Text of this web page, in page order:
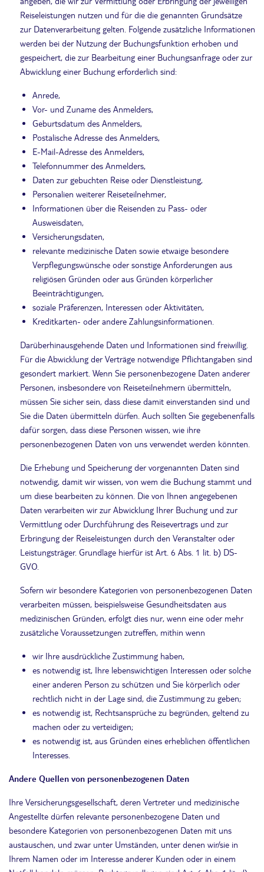
Reiseleistungen nutzen und für die die genannten Grundsätze
zur Datenverarbeitung gelten. Folgende zusätzliche Informationen
werden bei der Nutzung der Buchungsfunktion erhoben und
gespeichert, die zur Bearbeitung einer Buchungsanfrage oder zur
Abwicklung einer Buchung erforderlich sind:
Anrede,
Vor- und Zuname des Anmelders,
Geburtsdatum des Anmelders,
Postalische Adresse des Anmelders,
E-Mail-Adresse des Anmelders,
Telefonnummer des Anmelders,
Daten zur gebuchten Reise oder Dienstleistung,
Personalien weiterer Reiseteilnehmer,
Informationen über die Reisenden zu Pass- oder
Ausweisdaten,
Versicherungsdaten,
relevante medizinische Daten sowie etwaige besondere
Verpflegungswünsche oder sonstige Anforderungen aus
religiösen Gründen oder aus Gründen körperlicher
Beeinträchtigungen,
soziale Präferenzen, Interessen oder Aktivitäten,
Kreditkarten- oder andere Zahlungsinformationen.
Darüberhinausgehende Daten und Informationen sind freiwillig.
Für die Abwicklung der Verträge notwendige Pflichtangaben sind
gesondert markiert. Wenn Sie personenbezogene Daten anderer
Personen, insbesondere von Reiseteilnehmern übermitteln,
müssen Sie sicher sein, dass diese damit einverstanden sind und
Sie die Daten übermitteln dürfen. Auch sollten Sie gegebenenfalls
dafür sorgen, dass diese Personen wissen, wie ihre
personenbezogenen Daten von uns verwendet werden könnten.
Die Erhebung und Speicherung der vorgenannten Daten sind
notwendig, damit wir wissen, von wem die Buchung stammt und
um diese bearbeiten zu können. Die von Ihnen angegebenen
Daten verarbeiten wir zur Abwicklung Ihrer Buchung und zur
Vermittlung oder Durchführung des Reisevertrags und zur
Erbringung der Reiseleistungen durch den Veranstalter oder
Leistungsträger. Grundlage hierfür ist Art. 6 Abs. 1 lit. b) DS-
GVO.
Sofern wir besondere Kategorien von personenbezogenen Daten
verarbeiten müssen, beispielsweise Gesundheitsdaten aus
medizinischen Gründen, erfolgt dies nur, wenn eine oder mehr
zusätzliche Voraussetzungen zutreffen, mithin wenn
wir Ihre ausdrückliche Zustimmung haben,
es notwendig ist, Ihre lebenswichtigen Interessen oder solche
einer anderen Person zu schützen und Sie körperlich oder
rechtlich nicht in der Lage sind, die Zustimmung zu geben;
es notwendig ist, Rechtsansprüche zu begründen, geltend zu
machen oder zu verteidigen;
es notwendig ist, aus Gründen eines erheblichen öffentlichen
Interesses.
Andere Quellen von personenbezogenen Daten
Ihre Versicherungsgesellschaft, deren Vertreter und medizinische
Angestellte dürfen relevante personenbezogene Daten und
besondere Kategorien von personenbezogenen Daten mit uns
austauschen, und zwar unter Umständen, unter denen wir/sie in
Ihrem Namen oder im Interesse anderer Kunden oder in einem